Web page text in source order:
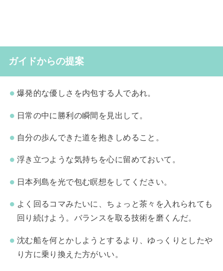
ガイドからの提案
爆発的な優しさを内包する人であれ。
日常の中に勝利の瞬間を見出して。
自分の歩んできた道を抱きしめること。
浮き立つような気持ちを心に留めておいて。
日本列島を光で包む瞑想をしてください。
よく回るコマみたいに、ちょっと茶々を入れられても
回り続けよう。バランスを取る技術を磨くんだ。
沈む船を何とかしようとするより、ゆっくりとしたや
り方に乗り換えた方がいい。